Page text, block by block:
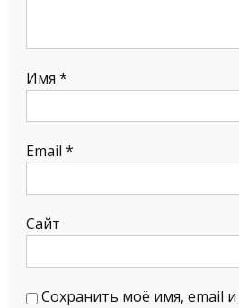
Имя *
Email *
Сайт
Сохранить моё имя, email и